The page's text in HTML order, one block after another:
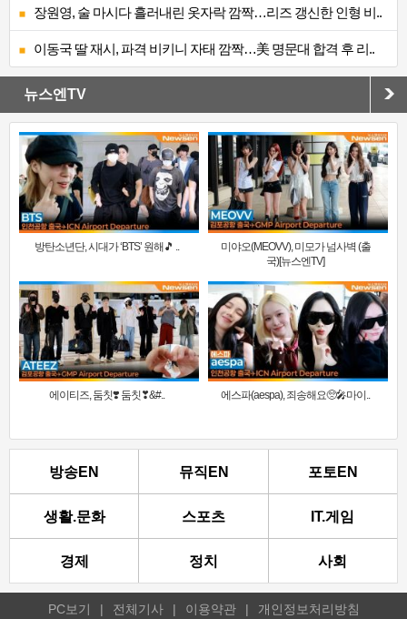
장원영, 술 마시다 흘러내린 옷자락 깜짝…리즈 갱신한 인형 비..
이동국 딸 재시, 파격 비키니 자태 깜짝…美 명문대 합격 후 리..
뉴스엔TV
방탄소년단, 시대가 ‘BTS’ 원해🎵 ..
미야오(MEOVV), 미모가 넘사벽 (출
국)[뉴스엔TV]
에이티즈, 둠칫❣️ 둠칫❣&#.. 에스파(aespa), 죄송해요🥺🎤마이..
방송EN 뮤직EN 포토EN
생활.문화 스포츠 IT.게임
경제 정치 사회
PC보기 | 전체기사 | 이용약관 | 개인정보처리방침